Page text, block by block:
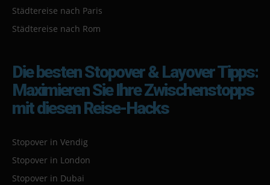
Städtereise nach Paris
Städtereise nach Rom
Die besten Stopover & Layover Tipps:
Maximieren Sie Ihre Zwischenstopps
mit diesen Reise-Hacks
Stopover in Vendig
Stopover in London
Stopover in Dubai